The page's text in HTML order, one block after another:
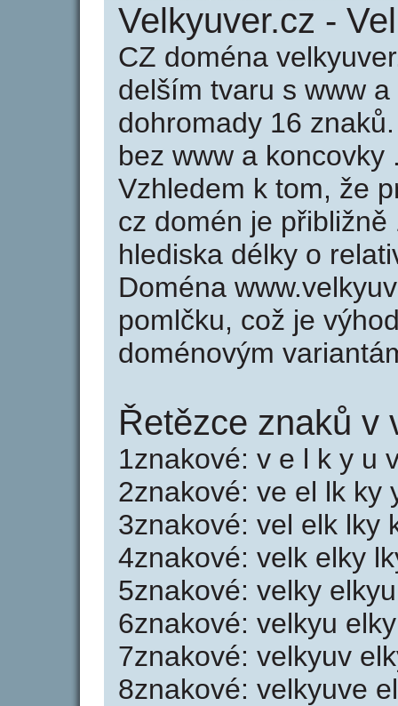
Velkyuver.cz -
CZ doména
delším tvaru s www
dohromady 16
bez www a
Vzhledem k tom, že
cz domén je
hlediska délky o
Doména
pomlčku, což je
doménovým
Řetězce znaků v
1znakové: v e l k y u
2znakové: ve el lk ky
3znakové: vel elk lky
4znakové: velk elky
5znakové: velky
6znakové: velkyu
7znakové: velkyuv
8znakové: velkyuve